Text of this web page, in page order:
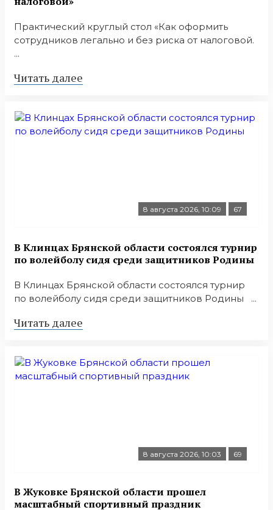
Практический круглый стол «Как оформить
сотрудников легально и без риска от налоговой.
...
Читать далее
8 августа 2026, 10:09 67
В Клинцах Брянской области состоялся турнир
по волейболу сидя среди защитников Родины
В Клинцах Брянской области состоялся турнир
по волейболу сидя среди защитников Родины ...
Читать далее
8 августа 2026, 10:03 69
В Жуковке Брянской области прошел
масштабный спортивный праздник